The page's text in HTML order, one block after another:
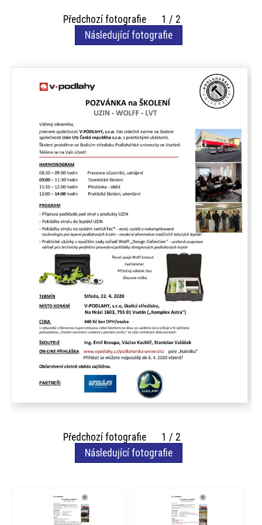
Kontakt
Předchozí fotografie 1 / 2
Následující fotografie
Předchozí fotografie 1 / 2
Následující fotografie